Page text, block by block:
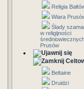
Religia
Wiara
Ślady
w religijności
Prusów
Beltaine
Druidzi